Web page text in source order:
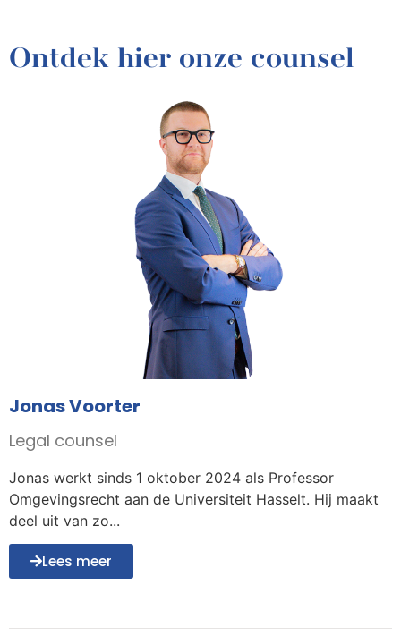
Ontdek hier onze counsel
Jonas Voorter
Legal counsel
Jonas werkt sinds 1 oktober 2024 als Professor
Omgevingsrecht aan de Universiteit Hasselt. Hij maakt
deel uit van zo...
Lees meer